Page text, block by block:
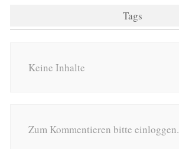
Tags
Keine Inhalte
Zum Kommentieren bitte einloggen.